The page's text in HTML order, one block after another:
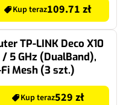
Kup teraz109.71 zł
TP-LINK Deco X10
5 GHz (DualBand),
Mesh (3 szt.)
Kup teraz529 zł